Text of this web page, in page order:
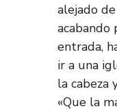
alejado
acabando
entrada,
ir a una
la cabeza
«Que la